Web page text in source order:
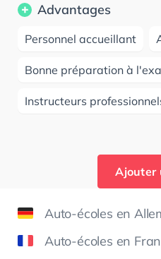
Advantages
Personnel accueillant
Bonne préparation à
Instructeurs
Ajouter
Auto-écoles en
Auto-écoles en